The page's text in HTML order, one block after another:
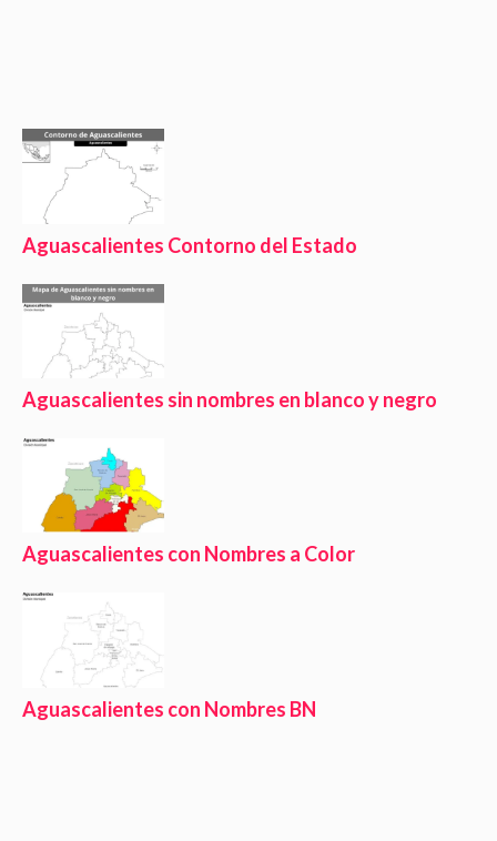
Aguascalientes Contorno del Estado
Aguascalientes sin nombres en blanco y negro
Aguascalientes con Nombres a Color
Aguascalientes con Nombres BN